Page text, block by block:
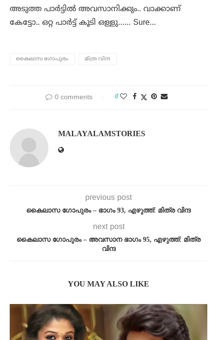
അടുത്ത പാർട്ടിൽ അവസാനിക്കും.. വാക്കാണ്
കേട്ടോ.. ഒറ്റ പാർട്ട്‌ കൂടി ഒള്ളു…… Sure…
കൈലാസ ഗോപുരം മിത്ര വിന്ദ
0 comments 0
MALAYALAMSTORIES
previous post
കൈലാസ ഗോപുരം – ഭാഗം 93, എഴുത്ത്: മിത്ര വിന്ദ
next post
കൈലാസ ഗോപുരം – അവസാന ഭാഗം 95, എഴുത്ത്: മിത്ര
വിന്ദ
YOU MAY ALSO LIKE